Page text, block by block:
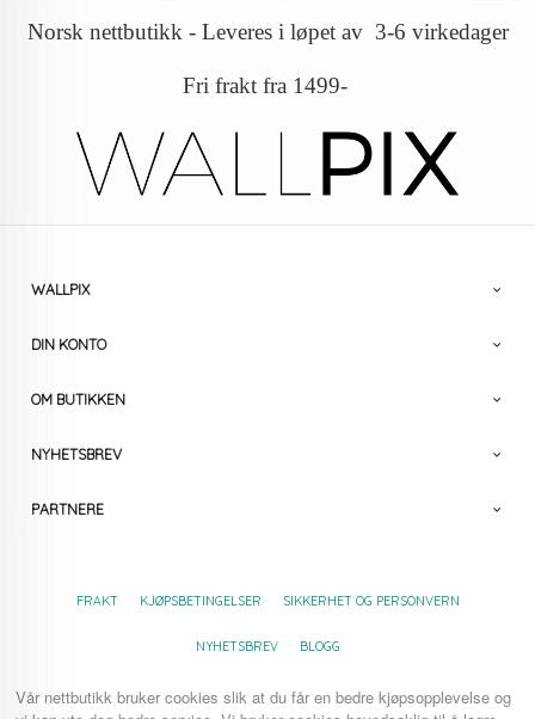
Norsk nettbutikk - Leveres i løpet av 3-6 virkedager
Fri frakt fra 1499-
WALLPIX
DIN KONTO
OM BUTIKKEN
NYHETSBREV
PARTNERE
FRAKT KJØPSBETINGELSER SIKKERHET OG PERSONVERN
NYHETSBREV BLOGG
Vår nettbutikk bruker cookies slik at du får en bedre kjøpsopplevelse og